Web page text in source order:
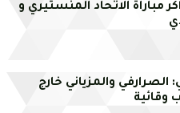
مباراة الاتحاد المنستيري و
الصرارفي والمزياني خارج
وقائية